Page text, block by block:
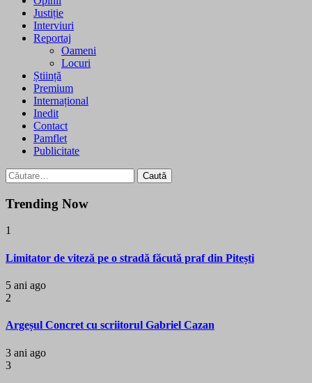
Justiție
Interviuri
Reportaj
Oameni
Locuri
Știință
Premium
Internațional
Inedit
Contact
Pamflet
Publicitate
Caută
după:
Trending Now
1
Limitator de viteză pe o stradă făcută praf din Pitești
5 ani ago
2
Argeșul Concret cu scriitorul Gabriel Cazan
3 ani ago
3